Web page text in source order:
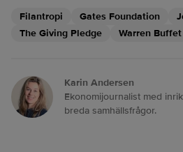
Filantropi Gates Foundation
The Giving Pledge
Warren Buffet
Karin Andersen
Ekonomijournalist med
breda samhällsfrågor.